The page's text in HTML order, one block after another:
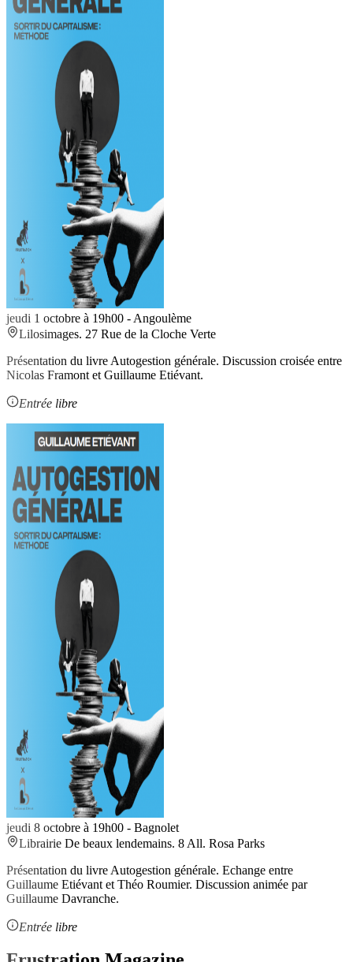
jeudi 1 octobre à 19h00 - Angoulème
Lilosimages. 27 Rue de la Cloche Verte
Présentation du livre Autogestion générale. Discussion croisée entre
Nicolas Framont et Guillaume Etiévant.
Entrée libre
jeudi 8 octobre à 19h00 - Bagnolet
Librairie De beaux lendemains. 8 All. Rosa Parks
Présentation du livre Autogestion générale. Echange entre
Guillaume Etiévant et Théo Roumier. Discussion animée par
Guillaume Davranche.
Entrée libre